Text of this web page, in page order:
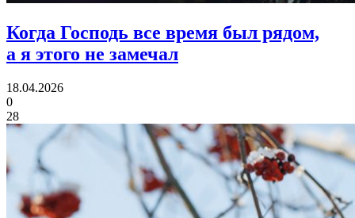
Когда Господь все время был рядом,
а я этого не замечал
18.04.2026
0
28